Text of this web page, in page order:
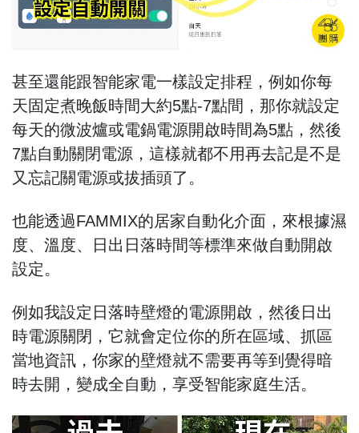
甚至還能跟智能家電一樣設定排程，例如你每
天固定煮晚飯時間大約5點-7點間，那你就設定
每天的微波爐或電鍋電源開啟時間為5點，然後
7點自動關閉電源，這樣就都不用再去記是不是
又忘記關電源或拔插頭了。
也能透過FAMMIX的居家自動化介面，來根據濕
度、溫度、日出日落時間等標準來做自動開啟
設定。
例如我設定日落時壁燈的電源開啟，然後日出
時電源關閉，它就會定位你的所在區域、抓區
當地資訊，你家的壁燈就不需要再等到覺得暗
時去開，變成全自動，享受智能家庭生活。